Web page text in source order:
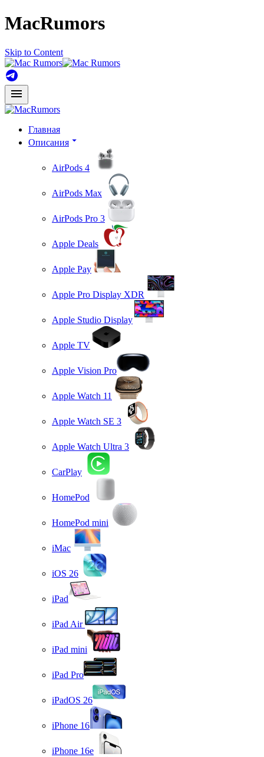
MacRumors
Skip to Content
Главная
Описания
AirPods 4
AirPods Max
AirPods Pro 3
Apple Deals
Apple Pay
Apple Pro Display XDR
Apple Studio Display
Apple TV
Apple Vision Pro
Apple Watch 11
Apple Watch SE 3
Apple Watch Ultra 3
CarPlay
HomePod
HomePod mini
iMac
iOS 26
iPad
iPad Air
iPad mini
iPad Pro
iPadOS 26
iPhone 16
iPhone 16e